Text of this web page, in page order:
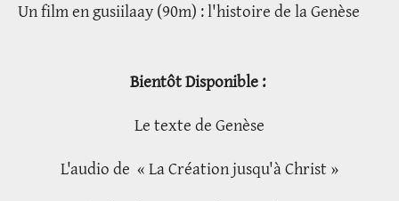
Un film en gusiilaay (90m) : l'histoire de la Genèse
Bientôt Disponible :
Le texte de Genèse
L'audio de « La Création jusqu'à Christ »